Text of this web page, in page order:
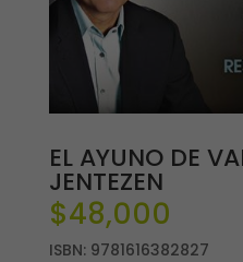
EL AYUNO DE
JENTEZEN
$48,000
ISBN: 9781616382827